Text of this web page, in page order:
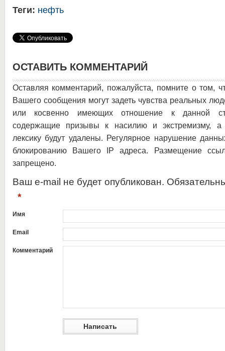
Теги: нефть
ОСТАВИТЬ КОММЕНТАРИЙ
Оставляя комментарий, пожалуйста, помните о том,
Вашего сообщения могут задеть чувства реальных
или косвенно имеющих отношение к данной
содержащие призывы к насилию и экстремизму, а
лексику будут удалены. Регулярное нарушение
блокированию Вашего IP адреса. Размещение
запрещено.
Ваш e-mail не будет опубликован.
*
Имя
Email
Комментарий